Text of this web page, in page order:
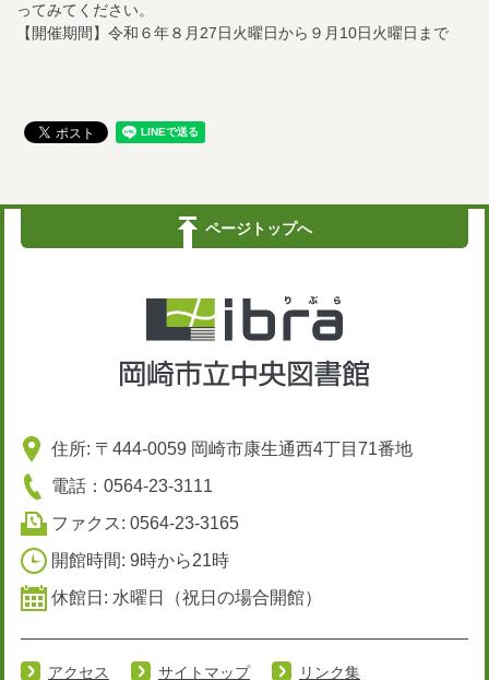
ってみてください。
【開催期間】令和６年８月27日火曜日から９月10日火曜日まで
ページトップへ
住所: 〒444-0059 岡崎市康生通西4丁目71番地
電話：0564-23-3111
ファクス: 0564-23-3165
開館時間: 9時から21時
休館日: 水曜日（祝日の場合開館）
アクセス サイトマップ リンク集